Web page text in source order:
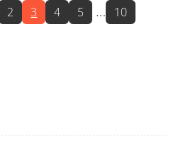
Page
2 Page
3 Page
4 Page
5
Interim
… Page
10